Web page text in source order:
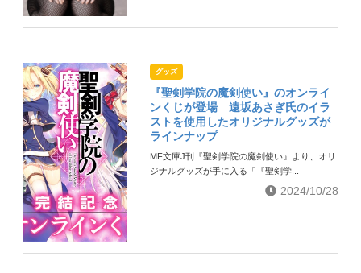
グッズ
『聖剣学院の魔剣使い』のオンライ
ンくじが登場 遠坂あさぎ氏のイラ
ストを使用したオリジナルグッズが
ラインナップ
MF文庫J刊『聖剣学院の魔剣使い』より、オリ
ジナルグッズが手に入る「『聖剣学...
2024/10/28